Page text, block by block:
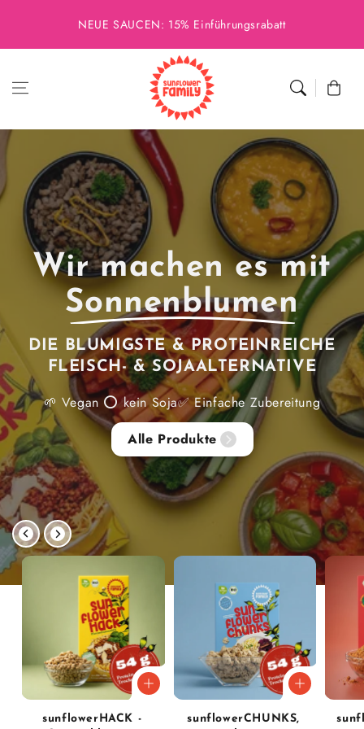
NEUE SAUCEN: 15% Einführungsrabatt
Wir machen es mit
Sonnenblumen
DIE BLUMIGSTE & PROTEIN­REICHE
­FLEISCH- & SOJA­ALTERNATIVE
🌱 Vegan ⭕ kein Soja✅ Einfache Zubereitung
Alle Produkte
sunflowerHACK -
sunflowerCHUNKS,